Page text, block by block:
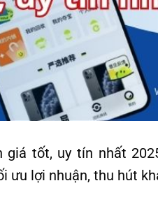
tốt, uy tín nhất
ưu lợi nhuận, thu hút